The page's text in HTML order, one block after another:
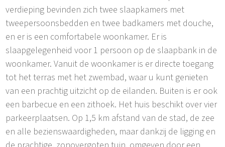
verdieping bevinden zich twee slaapkamers met
tweepersoonsbedden en twee badkamers met douche,
en er is een comfortabele woonkamer. Er is
slaapgelegenheid voor 1 persoon op de slaapbank in de
woonkamer. Vanuit de woonkamer is er directe toegang
tot het terras met het zwembad, waar u kunt genieten
van een prachtig uitzicht op de eilanden. Buiten is er ook
een barbecue en een zithoek. Het huis beschikt over vier
parkeerplaatsen. Op 1,5 km afstand van de stad, de zee
en alle bezienswaardigheden, maar dankzij de ligging en